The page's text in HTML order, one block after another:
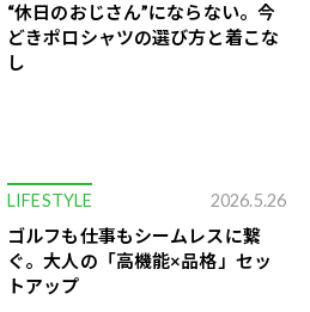
“休日のおじさん”にならない。今
どきポロシャツの選び方と着こな
し
LIFESTYLE 2026.5.26
ゴルフも仕事もシームレスに繋
ぐ。大人の「高機能×品格」セッ
トアップ